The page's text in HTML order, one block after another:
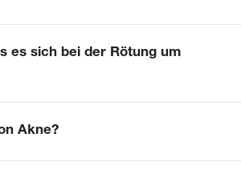
es sich bei der Rötung um
Akne?